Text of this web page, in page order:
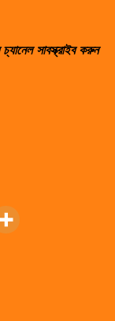
চ্যানেল সাবস্ক্রাইব করুন